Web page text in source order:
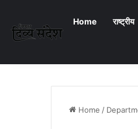
Home राष्ट्रीय
Home /